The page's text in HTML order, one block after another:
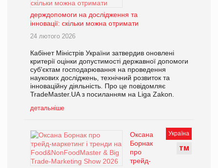
держдопомоги на дослідження та
інновації: скільки можна отримати
24 лютого 2026
Кабінет Міністрів України затвердив оновлені
критерії оцінки допустимості державної допомоги
суб'єктам господарювання на проведення
наукових досліджень, технічний розвиток та
інноваційну діяльність. Про це повідомляє
TradeMaster.UA з посиланням на Liga Zakon.
детальніше
Україна
ТМ
Оксана
Борнак
про
трейд-